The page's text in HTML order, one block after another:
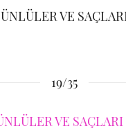
ÜNLÜLER VE
19/35